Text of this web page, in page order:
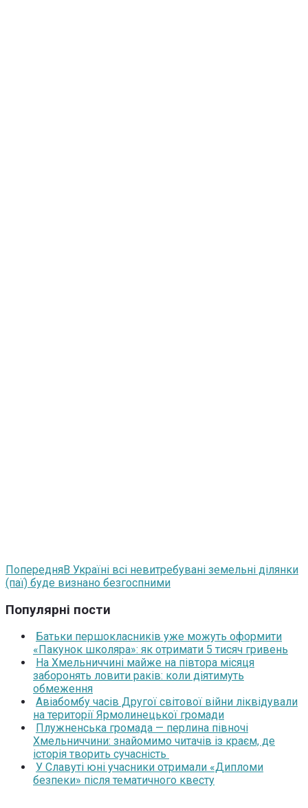
ПопередняВ Україні всі невитребувані земельні ділянки
(паї) буде визнано безгоспними
Популярні пости
Батьки першокласників уже можуть оформити
«Пакунок школяра»: як отримати 5 тисяч гривень
На Хмельниччині майже на півтора місяця
заборонять ловити раків: коли діятимуть
обмеження
Авіабомбу часів Другої світової війни ліквідували
на території Ярмолинецької громади
Плужненська громада — перлина півночі
Хмельниччини: знайомимо читачів із краєм, де
історія творить сучасність
У Славуті юні учасники отримали «Дипломи
безпеки» після тематичного квесту